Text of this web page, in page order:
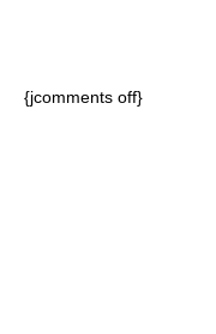
{jcomments off}